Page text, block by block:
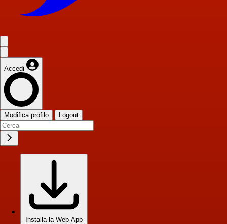
Accedi
Modifica profilo Logout
Installa la Web App